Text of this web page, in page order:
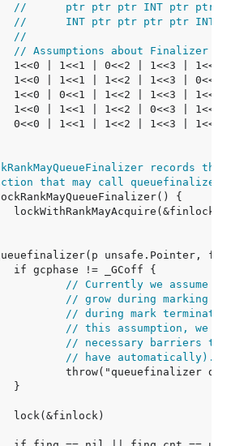
//	ptr ptr ptr INT ptr ptr
//	INT ptr ptr ptr ptr INT
//
// Assumptions about Finalizer
records
that may call queuefinalizer.
// Currently we assume
// grow during marking
// during mark
// this assumption, we
// necessary barriers to
// have automatically).